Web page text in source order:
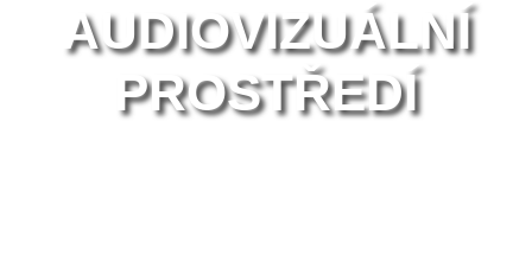
AUDIOVIZUÁLNÍ
PROSTŘEDÍ